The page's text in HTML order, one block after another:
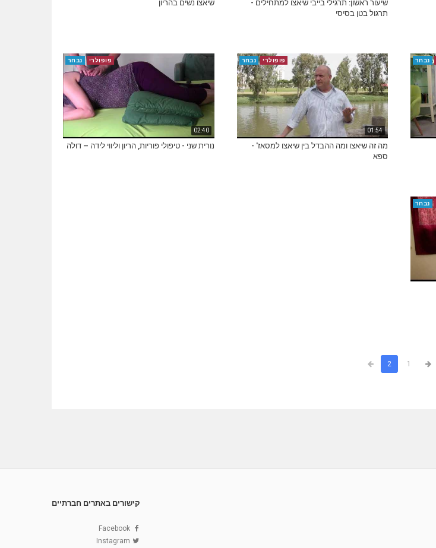
שיעור ראשון: תרגילי בייבי שיאצו למתחילים -
תרגול בטן בסיסי
שיאצו נשים בהריון
נבחר
01:54
פופולרי נבחר
מה זה שיאצו ומה ההבדל בין שיאצו למסאז' -
ספא
02:40
פופולרי נבחר
נורית שני - טיפולי פוריות, הריון וליווי לידה – דולה
נבחר
1
2
קישורים באתרים חברתיים
Facebook
Instagram